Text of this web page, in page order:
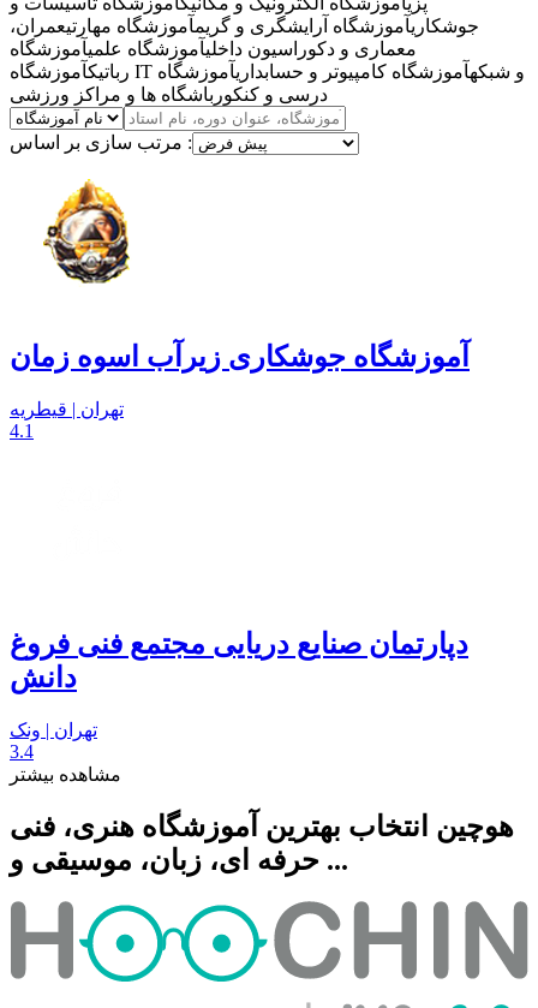
جوشکاریآموزشگاه آرایشگری و گریمآموزشگاه مهارتیعمران،
معماری و دکوراسیون داخلیآموزشگاه علمیآموزشگاه
رباتیک
آموزشگاه IT و شبکهآموزشگاه کامپیوتر و حسابداریآموزشگاه
درسی و کنکور باشگاه ها و مراکز ورزشی
مرتب سازی بر اساس :
آموزشگاه جوشکاری زیرآب اسوه زمان
تهران | قیطریه
4.1
دپارتمان صنایع دریایی مجتمع فنی فروغ
دانش
تهران | ونک
3.4
مشاهده بیشتر
هوچین انتخاب بهترین آموزشگاه هنری، فنی
حرفه ای، زبان، موسیقی و ...